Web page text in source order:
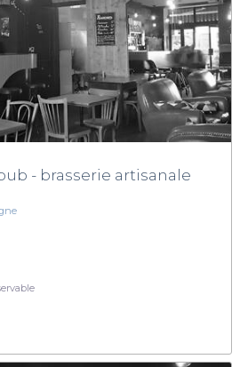
- brasserie artisanale